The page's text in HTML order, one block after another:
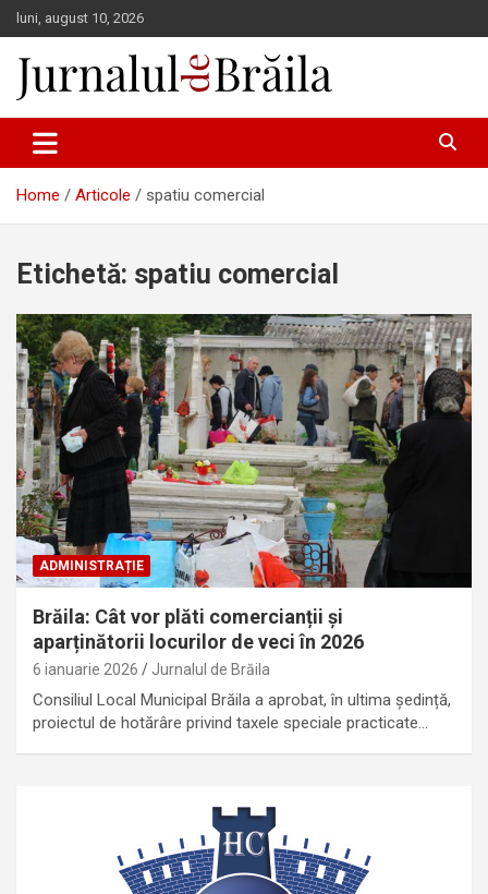
Skip
to
content
luni, august 10, 2026
Jurnalul de Brăila
Home Articole spatiu comercial
Etichetă: spatiu comercial
ADMINISTRAȚIE
Brăila: Cât vor plăti comercianții și
aparținătorii locurilor de veci în 2026
6 ianuarie 2026 Jurnalul de Brăila
Consiliul Local Municipal Brăila a aprobat, în ultima ședință,
proiectul de hotărâre privind taxele speciale practicate…